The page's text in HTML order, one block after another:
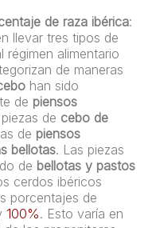
de raza ibérica:
llevar tres tipos de
régimen alimentario
de maneras
han sido
de piensos
de cebo de
de piensos
bellotas. Las piezas
de bellotas y pastos
cerdos ibéricos
porcentajes de
100%. Esto varía en